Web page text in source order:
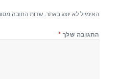
האימייל לא יוצג באתר. שדות החובה
התגובה שלך *